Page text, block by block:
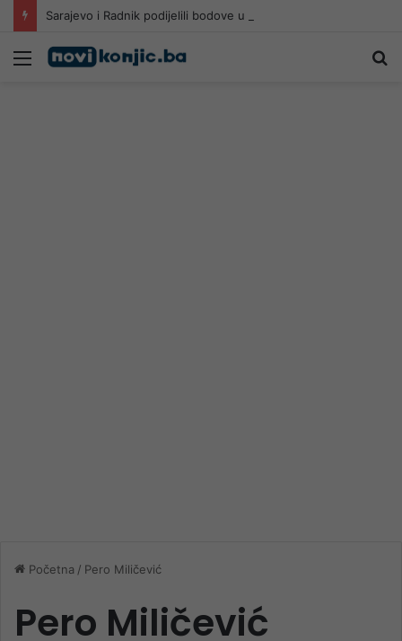
Sarajevo i Radnik podijelili bodove u Mostaru
Meni
Početna / Pero Miličević
Pero Miličević